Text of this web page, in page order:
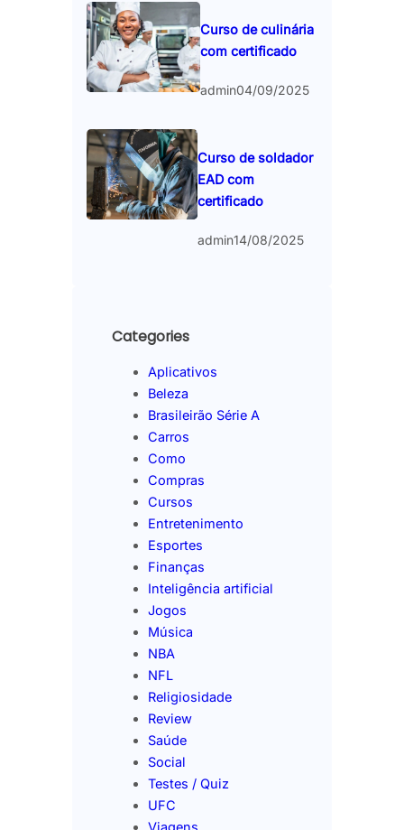
Curso de culinária
com certificado
admin04/09/2025
Curso de soldador
EAD com
certificado
admin14/08/2025
Categories
Aplicativos
Beleza
Brasileirão Série A
Carros
Como
Compras
Cursos
Entretenimento
Esportes
Finanças
Inteligência artificial
Jogos
Música
NBA
NFL
Religiosidade
Review
Saúde
Social
Testes / Quiz
UFC